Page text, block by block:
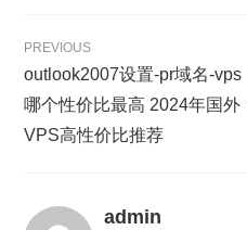
PREVIOUS
outlook2007设置-pr域名-vps
哪个性价比最高 2024年国外
VPS高性价比推荐
admin